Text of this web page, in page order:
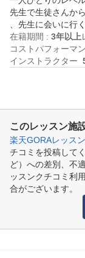
先生で生徒さんか
、先生に会いに行
在籍期間 : 3年以上
コストパフォーマ
インストラクター
このレッスン施
楽天GORAレッス
チコミを投稿して
ど）への差別、不
ッスンクチコミ利
合がございます。